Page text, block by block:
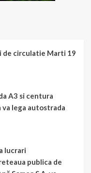
de circulatie Marti 19
A3 si centura
va lega autostrada
lucrari
publica de